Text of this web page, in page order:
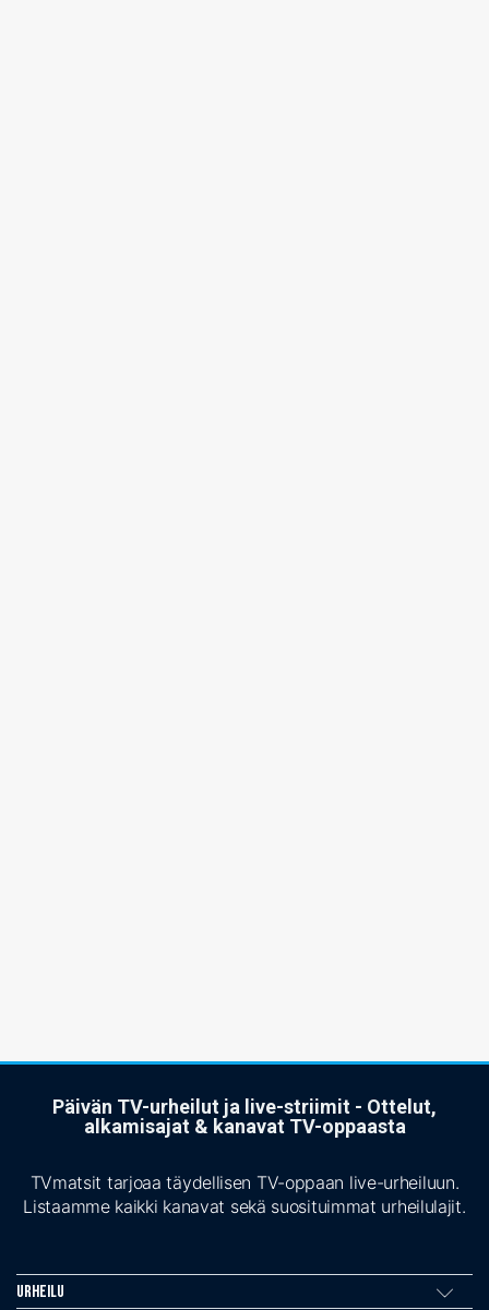
Päivän TV-urheilut ja live-striimit - Ottelut,
alkamisajat & kanavat TV-oppaasta
TVmatsit tarjoaa täydellisen TV-oppaan live-urheiluun.
Listaamme kaikki kanavat sekä suosituimmat urheilulajit.
Urheilu